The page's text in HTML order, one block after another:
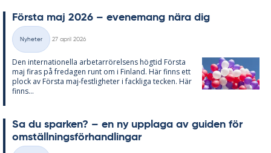
Förs­ta maj 2026 – eve­ne­mang nära dig
Kategorier
Nyheter
27 april 2026
Den in­ter­na­tio­nel­la ar­be­tar­rö­rel­sens hög­tid Förs­ta
maj fi­ras på fre­da­gen runt om i Fin­land. Här fin­ns ett
plock av Förs­ta maj-fest­lig­he­ter i fack­li­ga tec­ken. Här
fin­ns...
Sa du spar­ken? – en ny upp­laga av gui­den för
om­ställ­nings­för­hand­ling­ar